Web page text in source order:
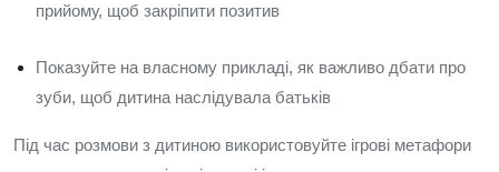
прийому, щоб закріпити позитив
Показуйте на власному прикладі, як важливо дбати про
зуби, щоб дитина наслідувала батьків
Під час розмови з дитиною використовуйте ігрові метафори